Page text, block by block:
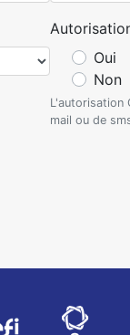
Oui
Non
L'autorisation
mail ou de